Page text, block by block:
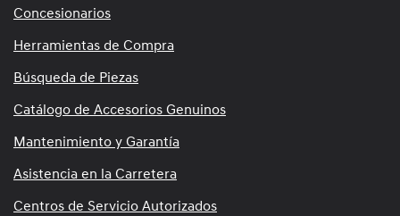
Concesionarios
Herramientas de Compra
Búsqueda de Piezas
Catálogo de Accesorios Genuinos
Mantenimiento y Garantía
Asistencia en la Carretera
Centros de Servicio Autorizados